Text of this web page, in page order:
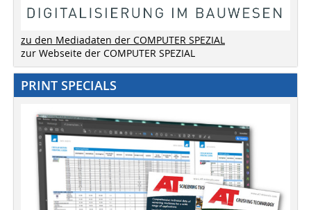
zu den Mediadaten der COMPUTER SPEZIAL
zur Webseite der COMPUTER SPEZIAL
PRINT SPECIALS